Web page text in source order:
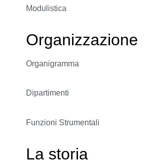
Modulistica
Organizzazione
Organigramma
Dipartimenti
Funzioni Strumentali
La storia